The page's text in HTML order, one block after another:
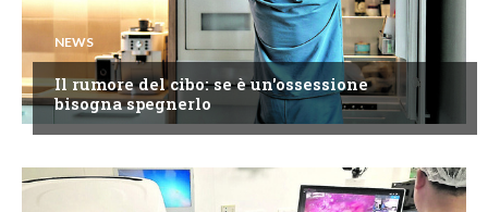
NEWS
Il rumore del cibo: se è un'ossessione
bisogna spegnerlo